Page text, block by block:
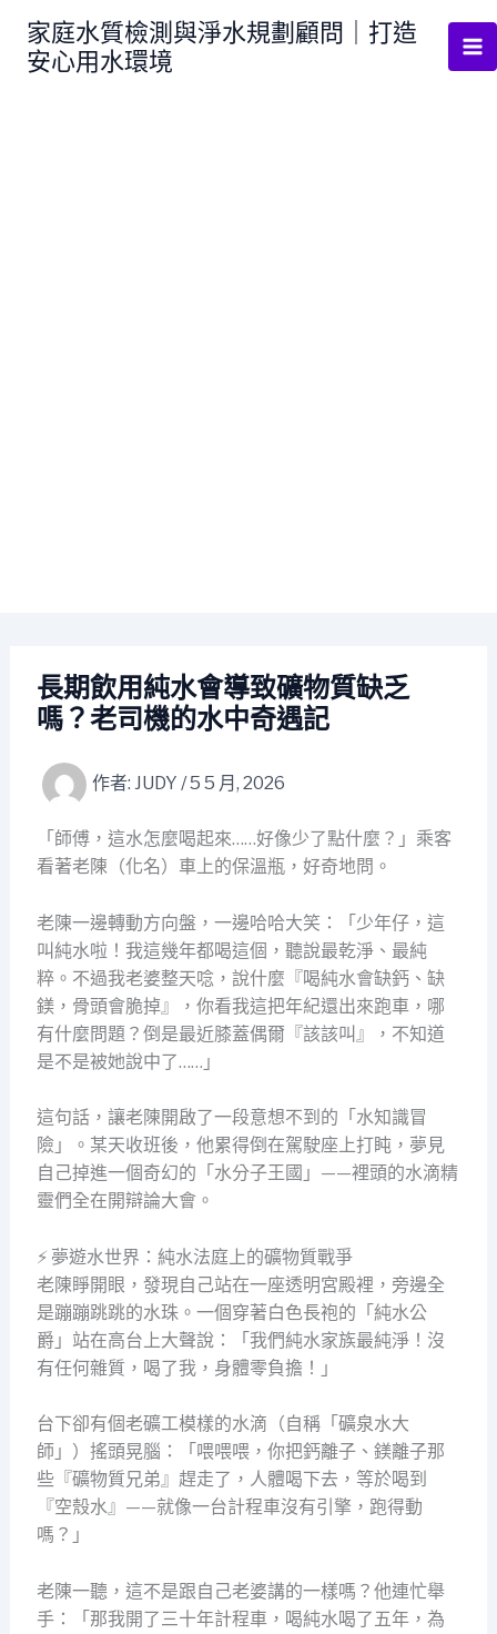
家庭水質檢測與淨水規劃顧問｜打造
安心用水環境
長期飲用純水會導致礦物質缺乏
嗎？老司機的水中奇遇記
作者: JUDY /5 5 月, 2026
「師傅，這水怎麼喝起來……好像少了點什麼？」乘客
看著老陳（化名）車上的保溫瓶，好奇地問。
老陳一邊轉動方向盤，一邊哈哈大笑：「少年仔，這
叫純水啦！我這幾年都喝這個，聽說最乾淨、最純
粹。不過我老婆整天唸，說什麼『喝純水會缺鈣、缺
鎂，骨頭會脆掉』，你看我這把年紀還出來跑車，哪
有什麼問題？倒是最近膝蓋偶爾『該該叫』，不知道
是不是被她說中了……」
這句話，讓老陳開啟了一段意想不到的「水知識冒
險」。某天收班後，他累得倒在駕駛座上打盹，夢見
自己掉進一個奇幻的「水分子王國」——裡頭的水滴精
靈們全在開辯論大會。
⚡ 夢遊水世界：純水法庭上的礦物質戰爭
老陳睜開眼，發現自己站在一座透明宮殿裡，旁邊全
是蹦蹦跳跳的水珠。一個穿著白色長袍的「純水公
爵」站在高台上大聲說：「我們純水家族最純淨！沒
有任何雜質，喝了我，身體零負擔！」
台下卻有個老礦工模樣的水滴（自稱「礦泉水大
師」）搖頭晃腦：「喂喂喂，你把鈣離子、鎂離子那
些『礦物質兄弟』趕走了，人體喝下去，等於喝到
『空殼水』——就像一台計程車沒有引擎，跑得動
嗎？」
老陳一聽，這不是跟自己老婆講的一樣嗎？他連忙舉
手：「那我開了三十年計程車，喝純水喝了五年，為